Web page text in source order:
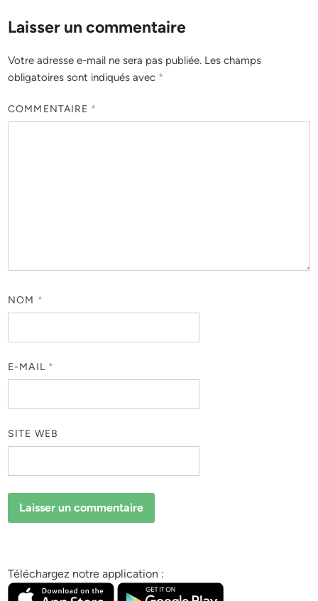
Laisser un commentaire
Votre adresse e-mail ne sera pas publiée. Les champs
obligatoires sont indiqués avec *
COMMENTAIRE *
NOM *
E-MAIL *
SITE WEB
Téléchargez notre application :